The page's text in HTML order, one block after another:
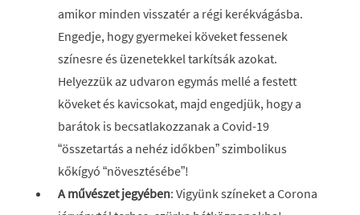
amikor minden visszatér a régi kerékvágásba.
Engedje, hogy gyermekei köveket fessenek
színesre és üzenetekkel tarkítsák azokat.
Helyezzük az udvaron egymás mellé a festett
köveket és kavicsokat, majd engedjük, hogy a
barátok is becsatlakozzanak a Covid-19
“összetartás a nehéz időkben” szimbolikus
kőkígyó “növesztésébe”!
A művészet jegyében: Vigyünk színeket a Corona